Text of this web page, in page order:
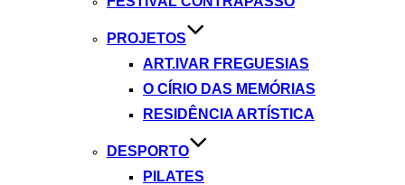
PROJETOS
ART.IVAR FREGUESIAS
O CÍRIO DAS MEMÓRIAS
RESIDÊNCIA ARTÍSTICA
DESPORTO
PILATES